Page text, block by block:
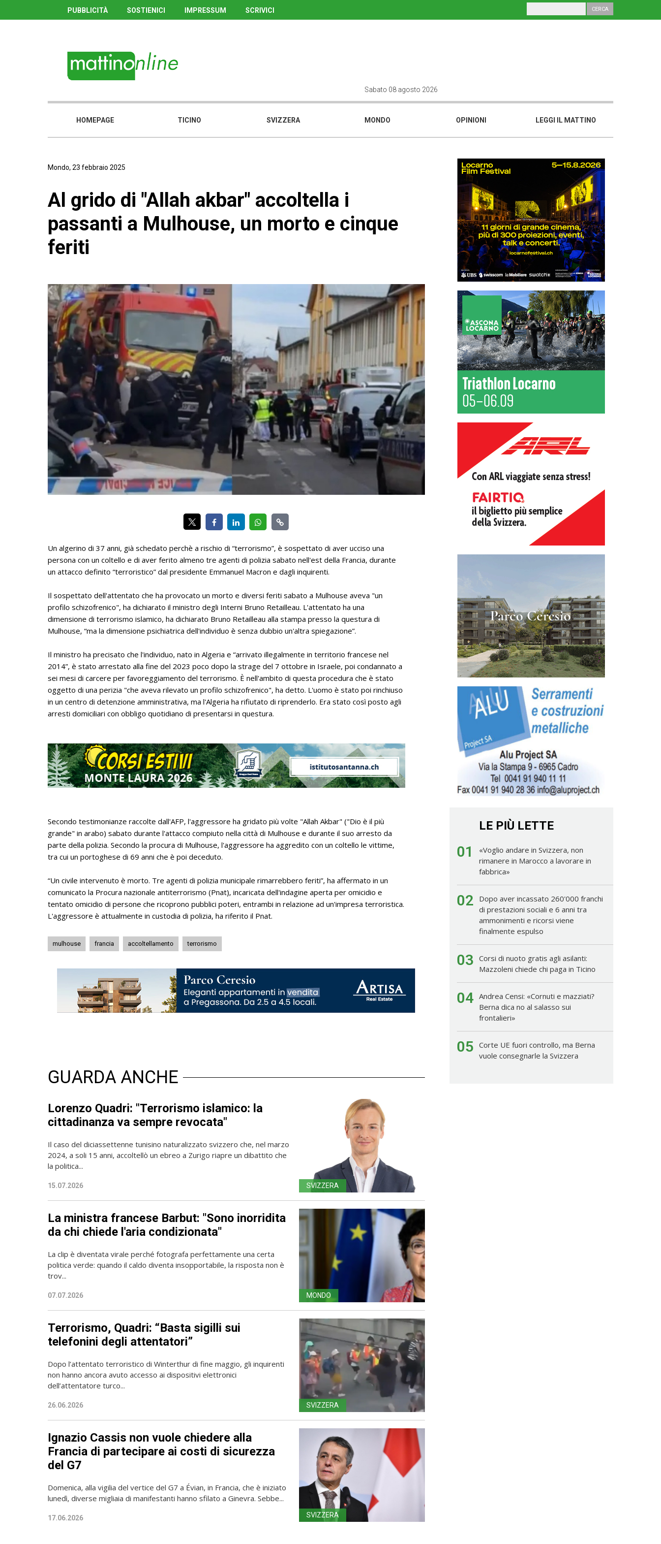
PUBBLICITÀ SOSTIENICI IMPRESSUM SCRIVICI
Sabato 08 agosto 2026
HOMEPAGE TICINO SVIZZERA MONDO OPINIONI LEGGI IL MATTINO
Mondo, 23 febbraio 2025
Al grido di "Allah akbar" accoltella i
passanti a Mulhouse, un morto e cinque
feriti
Un algerino di 37 anni, già schedato perchè a rischio di “terrorismo”, è sospettato di aver ucciso una
persona con un coltello e di aver ferito almeno tre agenti di polizia sabato nell'est della Francia, durante
un attacco definito “terroristico” dal presidente Emmanuel Macron e dagli inquirenti.
Il sospettato dell'attentato che ha provocato un morto e diversi feriti sabato a Mulhouse aveva "un
profilo schizofrenico", ha dichiarato il ministro degli Interni Bruno Retailleau. L'attentato ha una
dimensione di terrorismo islamico, ha dichiarato Bruno Retailleau alla stampa presso la questura di
Mulhouse, “ma la dimensione psichiatrica dell'individuo è senza dubbio un'altra spiegazione”.
Il ministro ha precisato che l'individuo, nato in Algeria e “arrivato illegalmente in territorio francese nel
2014”, è stato arrestato alla fine del 2023 poco dopo la strage del 7 ottobre in Israele, poi condannato a
sei mesi di carcere per favoreggiamento del terrorismo. È nell'ambito di questa procedura che è stato
oggetto di una perizia "che aveva rilevato un profilo schizofrenico", ha detto. L'uomo è stato poi rinchiuso
in un centro di detenzione amministrativa, ma l'Algeria ha rifiutato di riprenderlo. Era stato così posto agli
arresti domiciliari con obbligo quotidiano di presentarsi in questura.
Secondo testimonianze raccolte dall'AFP, l'aggressore ha gridato più volte "Allah Akbar" ("Dio è il più
grande" in arabo) sabato durante l'attacco compiuto nella città di Mulhouse e durante il suo arresto da
parte della polizia. Secondo la procura di Mulhouse, l'aggressore ha aggredito con un coltello le vittime,
tra cui un portoghese di 69 anni che è poi deceduto.
“Un civile intervenuto è morto. Tre agenti di polizia municipale rimarrebbero feriti”, ha affermato in un
comunicato la Procura nazionale antiterrorismo (Pnat), incaricata dell'indagine aperta per omicidio e
tentato omicidio di persone che ricoprono pubblici poteri, entrambi in relazione ad un'impresa terroristica.
L'aggressore è attualmente in custodia di polizia, ha riferito il Pnat.
mulhouse francia accoltellamento terrorismo
GUARDA ANCHE
Lorenzo Quadri: "Terrorismo islamico: la
cittadinanza va sempre revocata"
Il caso del diciassettenne tunisino naturalizzato svizzero che, nel marzo
2024, a soli 15 anni, accoltellò un ebreo a Zurigo riapre un dibattito che
la politica...
15.07.2026 SVIZZERA
La ministra francese Barbut: "Sono inorridita
da chi chiede l'aria condizionata"
La clip è diventata virale perché fotografa perfettamente una certa
politica verde: quando il caldo diventa insopportabile, la risposta non è
trov...
07.07.2026 MONDO
Terrorismo, Quadri: “Basta sigilli sui
telefonini degli attentatori”
Dopo l’attentato terroristico di Winterthur di fine maggio, gli inquirenti
non hanno ancora avuto accesso ai dispositivi elettronici
dell’attentatore turco...
26.06.2026 SVIZZERA
Ignazio Cassis non vuole chiedere alla
Francia di partecipare ai costi di sicurezza
del G7
Domenica, alla vigilia del vertice del G7 a Évian, in Francia, che è iniziato
lunedì, diverse migliaia di manifestanti hanno sfilato a Ginevra. Sebbe...
17.06.2026 SVIZZERA
LE PIÙ LETTE
01
«Voglio andare in Svizzera, non
rimanere in Marocco a lavorare in
fabbrica»
02
Dopo aver incassato 260'000 franchi
di prestazioni sociali e 6 anni tra
ammonimenti e ricorsi viene
finalmente espulso
03 Corsi di nuoto gratis agli asilanti:
Mazzoleni chiede chi paga in Ticino
04 Andrea Censi: «Cornuti e mazziati?
Berna dica no al salasso sui
frontalieri»
05 Corte UE fuori controllo, ma Berna
vuole consegnarle la Svizzera